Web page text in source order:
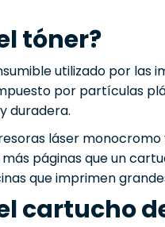
tóner?
utilizado por las
por partículas
duradera.
láser
más páginas que un
que imprimen
cartucho